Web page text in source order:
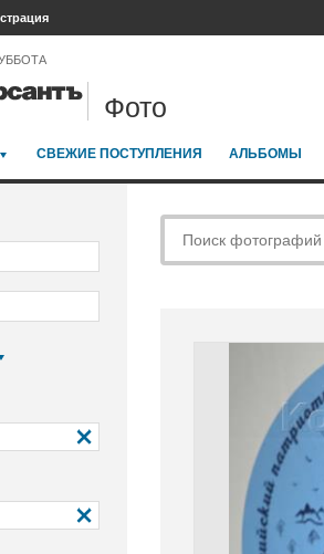
Фото
СВЕЖИЕ ПОСТУПЛЕНИЯ АЛЬБОМЫ